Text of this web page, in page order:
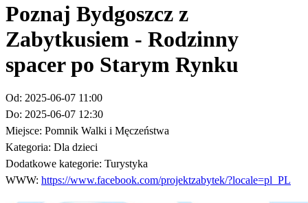
Poznaj Bydgoszcz z
Zabytkusiem - Rodzinny
spacer po Starym Rynku
Od: 2025-06-07 11:00
Do: 2025-06-07 12:30
Miejsce: Pomnik Walki i Męczeństwa
Kategoria: Dla dzieci
Dodatkowe kategorie: Turystyka
WWW: https://www.facebook.com/projektzabytek/?locale=pl_PL